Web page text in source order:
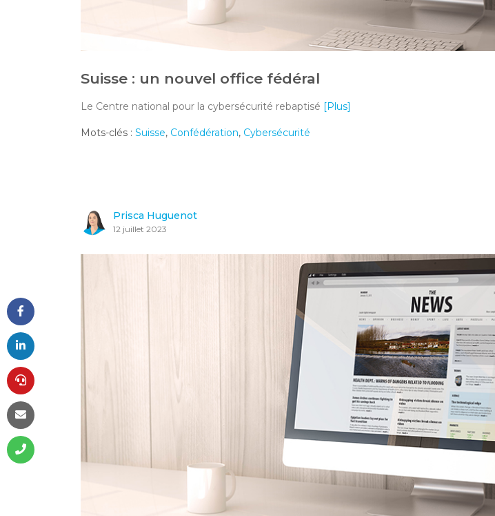
Suisse : un nouvel office fédéral
Le Centre national pour la cybersécurité rebaptisé [Plus]
Mots-clés : Suisse, Confédération, Cybersécurité
Prisca Huguenot
12 juillet 2023